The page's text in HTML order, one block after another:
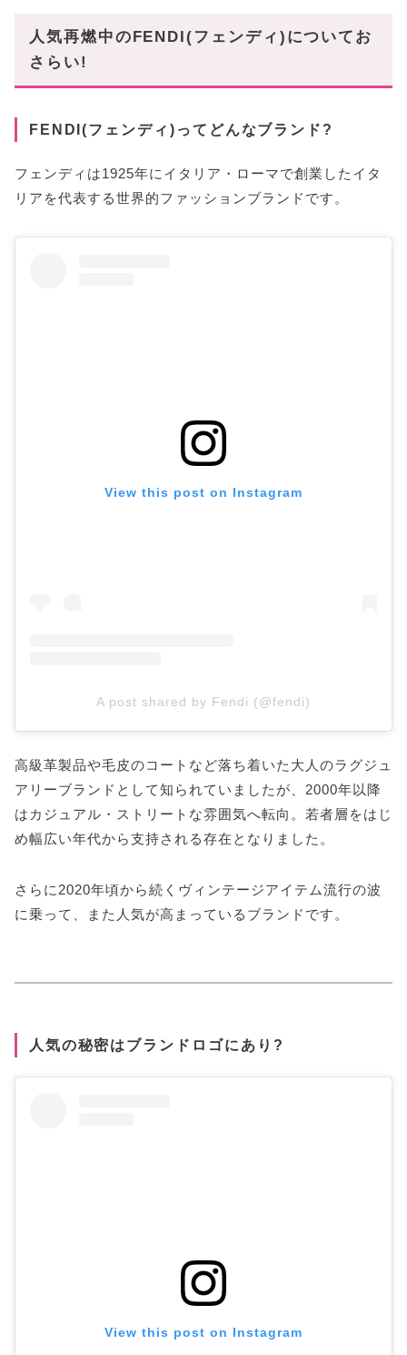
ロゴモチーフが映える「ブレスレット」
お洒落さんに選ばれている「ヘアアクセサリー」
人気再燃中のFENDI(フェンディ)についてお
さらい!
FENDI(フェンディ)ってどんなブランド?
フェンディは1925年にイタリア・ローマで創業したイタ
リアを代表する世界的ファッションブランドです。
View this post on Instagram
A post shared by Fendi (@fendi)
高級革製品や毛皮のコートなど落ち着いた大人のラグジュ
アリーブランドとして知られていましたが、2000年以降
はカジュアル・ストリートな雰囲気へ転向。若者層をはじ
め幅広い年代から支持される存在となりました。
さらに2020年頃から続くヴィンテージアイテム流行の波
に乗って、また人気が高まっているブランドです。
人気の秘密はブランドロゴにあり?
View this post on Instagram